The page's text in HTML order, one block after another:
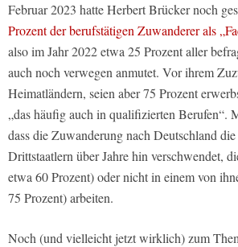
Februar 2023 hatte Herbert Brücker noch
Prozent der berufstätigen Zuwanderer als
also im Jahr 2022 etwa 25 Prozent aller
auch noch verwegen anmutet. Vor ihrem
Heimatländern, seien aber 75 Prozent
„das häufig auch in qualifizierten Berufen“.
dass die Zuwanderung nach Deutschland
Drittstaatlern über Jahre hin verschwendet,
etwa 60 Prozent) oder nicht in einem von
75 Prozent) arbeiten.
Noch (und vielleicht jetzt wirklich) zum